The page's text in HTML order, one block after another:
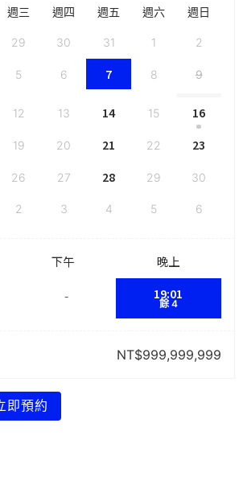
週三 週四 週五 週六 週日
29 30 31 1 2
5 6 7 8 9
12 13 14 15 16
19 20 21 22 23
26 27 28 29 30
2 3 4 5 6
下午
-
晚上
19:01
餘 4
NT$999,999,999
即預約